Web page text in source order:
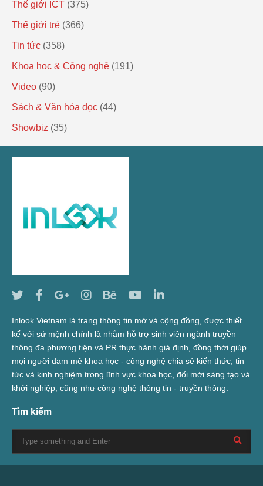
Thế giới ICT (375)
Thế giới trẻ (366)
Tin tức (358)
Khoa học & Công nghệ (191)
Video (90)
Sách & Văn hóa đọc (44)
Showbiz (35)
Inlook Vietnam là trang thông tin mở và cộng đồng, được thiết
kế với sứ mệnh chính là nhằm hỗ trợ sinh viên ngành truyền
thông đa phương tiện và PR thực hành giả định, đồng thời giúp
mọi người đam mê khoa học - công nghệ chia sẻ kiến thức, tin
tức và kinh nghiệm trong lĩnh vực khoa học, đổi mới sáng tạo và
khởi nghiệp, cũng như công nghệ thông tin - truyền thông.
Tìm kiếm